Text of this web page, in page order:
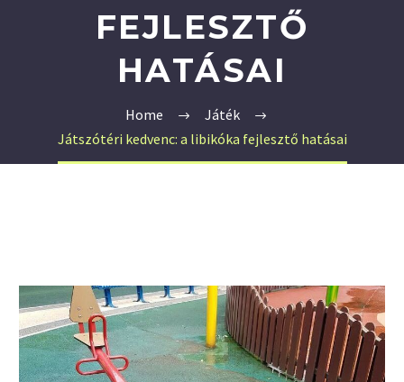
FEJLESZTŐ
HATÁSAI
Home
Játék
Játszótéri kedvenc: a libikóka fejlesztő hatásai